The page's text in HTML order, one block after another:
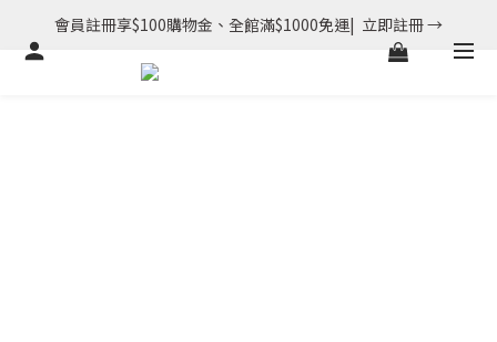
會員註冊享$100購物金、全館滿$1000免運|  立即註冊 →